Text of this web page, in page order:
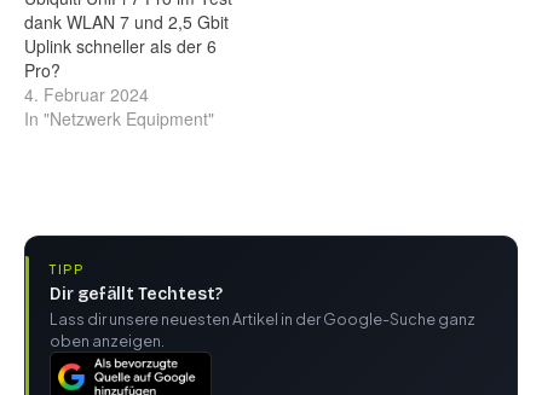
dank WLAN 7 und 2,5 Gbit
Uplink schneller als der 6
Pro?
4. Februar 2024
In "Netzwerk Equipment"
TIPP
Dir gefällt Techtest?
Lass dir unsere neuesten Artikel in der Google-Suche ganz
oben anzeigen.